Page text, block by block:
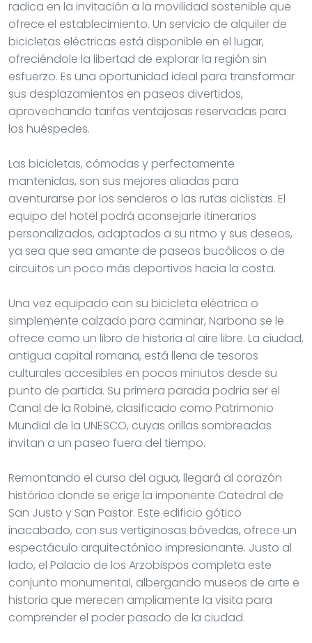
radica en la invitación a la movilidad sostenible que
ofrece el establecimiento. Un servicio de alquiler de
bicicletas eléctricas está disponible en el lugar,
ofreciéndole la libertad de explorar la región sin
esfuerzo. Es una oportunidad ideal para transformar
sus desplazamientos en paseos divertidos,
aprovechando tarifas ventajosas reservadas para
los huéspedes.
Las bicicletas, cómodas y perfectamente
mantenidas, son sus mejores aliadas para
aventurarse por los senderos o las rutas ciclistas. El
equipo del hotel podrá aconsejarle itinerarios
personalizados, adaptados a su ritmo y sus deseos,
ya sea que sea amante de paseos bucólicos o de
circuitos un poco más deportivos hacia la costa.
Una vez equipado con su bicicleta eléctrica o
simplemente calzado para caminar, Narbona se le
ofrece como un libro de historia al aire libre. La ciudad,
antigua capital romana, está llena de tesoros
culturales accesibles en pocos minutos desde su
punto de partida. Su primera parada podría ser el
Canal de la Robine, clasificado como Patrimonio
Mundial de la UNESCO, cuyas orillas sombreadas
invitan a un paseo fuera del tiempo.
Remontando el curso del agua, llegará al corazón
histórico donde se erige la imponente Catedral de
San Justo y San Pastor. Este edificio gótico
inacabado, con sus vertiginosas bóvedas, ofrece un
espectáculo arquitectónico impresionante. Justo al
lado, el Palacio de los Arzobispos completa este
conjunto monumental, albergando museos de arte e
historia que merecen ampliamente la visita para
comprender el poder pasado de la ciudad.